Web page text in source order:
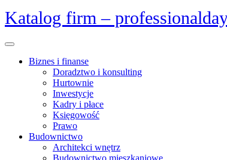
Skip
to
Katalog firm –
Open
Biznes i finanse
Doradztwo i konsulting
Hurtownie
Inwestycje
Kadry i płace
Księgowość
Prawo
Budownictwo
Architekci wnętrz
Budownictwo mieszkaniowe